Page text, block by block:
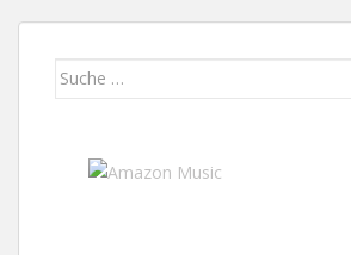
BEITRÄGE
Suche